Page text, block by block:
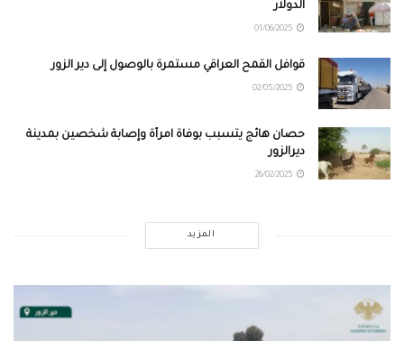
الدولار
قوافل القمح العراقي مستمرة بالوصول إلى دير الزور
حصان هائج يتسبب بوفاة امرأة وإصابة شخصين بمدينة
ديرالزور
المزيد